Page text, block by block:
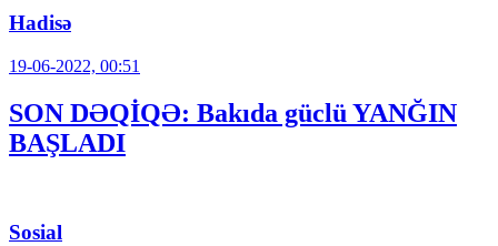
Hadisə
19-06-2022, 00:51
SON DƏQİQƏ: Bakıda güclü YANĞIN
BAŞLADI
Sosial